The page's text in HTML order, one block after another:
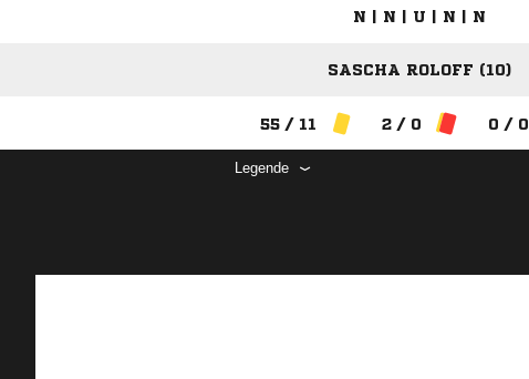
N | N | U | N | N
SASCHA ROLOFF (10)
55 / 11 2 / 0 0 / 0
Legende